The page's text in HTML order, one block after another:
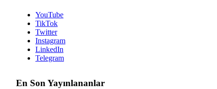
YouTube
TikTok
Twitter
Instagram
LinkedIn
Telegram
En Son Yayınlananlar